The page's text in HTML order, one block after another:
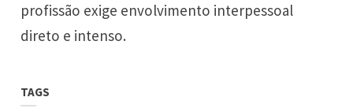
profissão exige envolvimento interpessoal
direto e intenso.
TAGS